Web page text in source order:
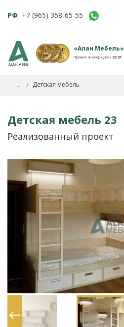
РФ +7 (965) 358-65-55
«Алан Мебель»
Премия «Номер один» 20/21
... Детская мебель
Детская мебель 23
Реализованный проект